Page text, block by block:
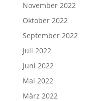
November 2022
Oktober 2022
September 2022
Juli 2022
Juni 2022
Mai 2022
März 2022